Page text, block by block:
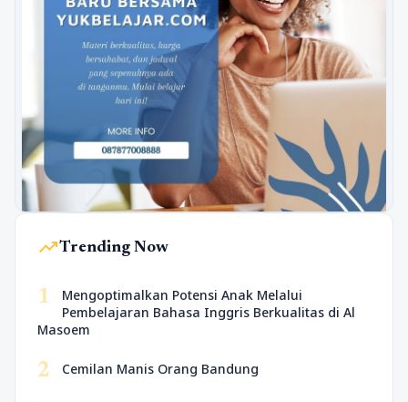
trending_upTrending Now
1
Mengoptimalkan Potensi Anak Melalui
Pembelajaran Bahasa Inggris Berkualitas di Al
Masoem
2 Cemilan Manis Orang Bandung